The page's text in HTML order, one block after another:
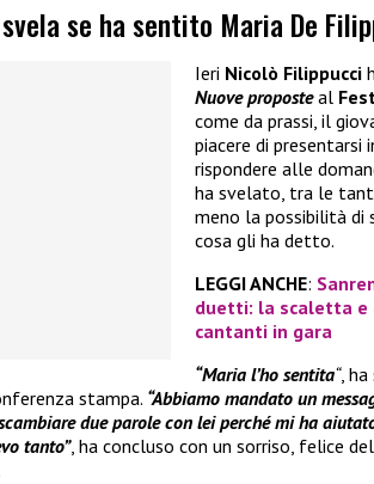
se ha sentito Maria De
Ieri Nicolò Filippucci
Nuove proposteal
come da prassi, il
piacere di presentarsi
rispondere alle
ha svelato, tra le
meno la possibilità di
cosa gli ha detto.
LEGGI ANCHE:
duetti: la scaletta e
cantanti in gara
“Maria l’ho sentita“,
stampa. “Abbiamo mandato un
due parole con lei perché mi ha
tanto”, ha concluso con un sorriso, felice